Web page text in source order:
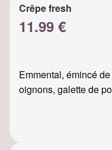
Crêpe fresh
11.99 €
Emmental, émincé
oignons, galette de